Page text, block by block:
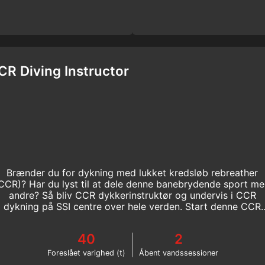
Diving Instructor
Brænder du for dykning med lukket kredsløb rebreather
Har du lyst til at dele denne banebrydende sport
andre? Så bliv CCR dykkerinstruktør og undervis i CCR
dykning på SSI centre over hele verden. Start denne CCR
40
Foreslået varighed (t)
2
Åbent vandssessioner